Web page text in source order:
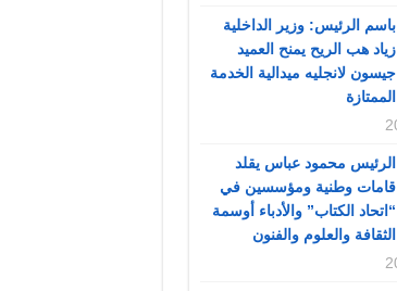
باسم الرئيس: وزير الداخلية
زياد هب الريح يمنح العميد
جيسون لانجليه ميدالية الخدمة
الممتازة
الرئيس محمود عباس يقلد
قامات وطنية ومؤسسين في
“اتحاد الكتاب” والأدباء أوسمة
الثقافة والعلوم والفنون